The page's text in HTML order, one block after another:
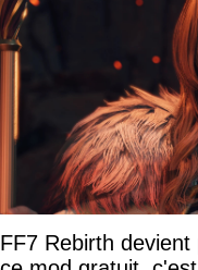
FF7 Rebirth